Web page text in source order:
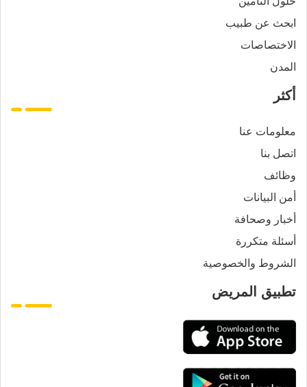
ابحث عن طبيب
الاختصاصات
المدن
أكثر
معلومات عنا
اتصل بنا
وظائف
أمن البيانات
أخبار وصحافة
أسئلة متكررة
الشروط والخصوصية
تطبيق المريض